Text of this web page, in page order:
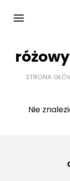
STRONA
Nie